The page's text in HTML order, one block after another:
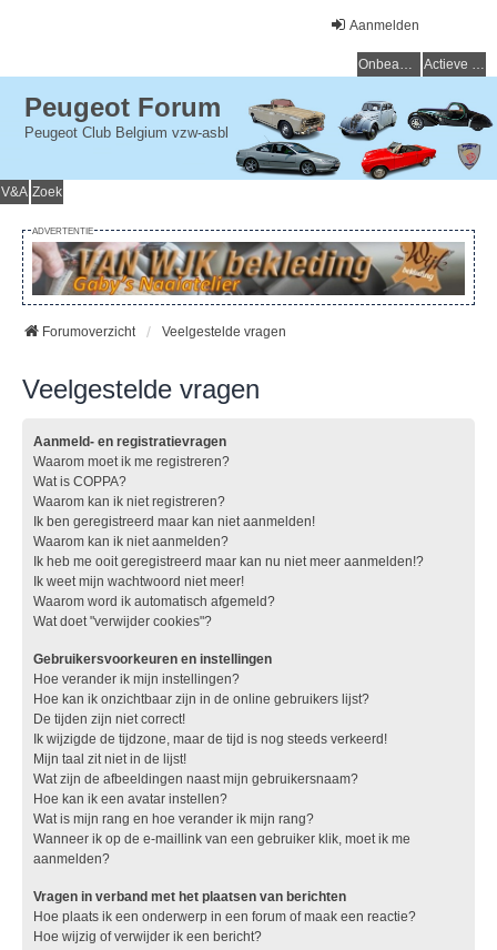
Aanmelden
Onbeantwoorde onderwerpen Actieve onderwerpen
Peugeot Forum
Peugeot Club Belgium vzw-asbl
V&A Zoek
ADVERTENTIE
Forumoverzicht Veelgestelde vragen
Veelgestelde vragen
Aanmeld- en registratievragen
Waarom moet ik me registreren?
Wat is COPPA?
Waarom kan ik niet registreren?
Ik ben geregistreerd maar kan niet aanmelden!
Waarom kan ik niet aanmelden?
Ik heb me ooit geregistreerd maar kan nu niet meer aanmelden!?
Ik weet mijn wachtwoord niet meer!
Waarom word ik automatisch afgemeld?
Wat doet "verwijder cookies"?
Gebruikersvoorkeuren en instellingen
Hoe verander ik mijn instellingen?
Hoe kan ik onzichtbaar zijn in de online gebruikers lijst?
De tijden zijn niet correct!
Ik wijzigde de tijdzone, maar de tijd is nog steeds verkeerd!
Mijn taal zit niet in de lijst!
Wat zijn de afbeeldingen naast mijn gebruikersnaam?
Hoe kan ik een avatar instellen?
Wat is mijn rang en hoe verander ik mijn rang?
Wanneer ik op de e-maillink van een gebruiker klik, moet ik me
aanmelden?
Vragen in verband met het plaatsen van berichten
Hoe plaats ik een onderwerp in een forum of maak een reactie?
Hoe wijzig of verwijder ik een bericht?